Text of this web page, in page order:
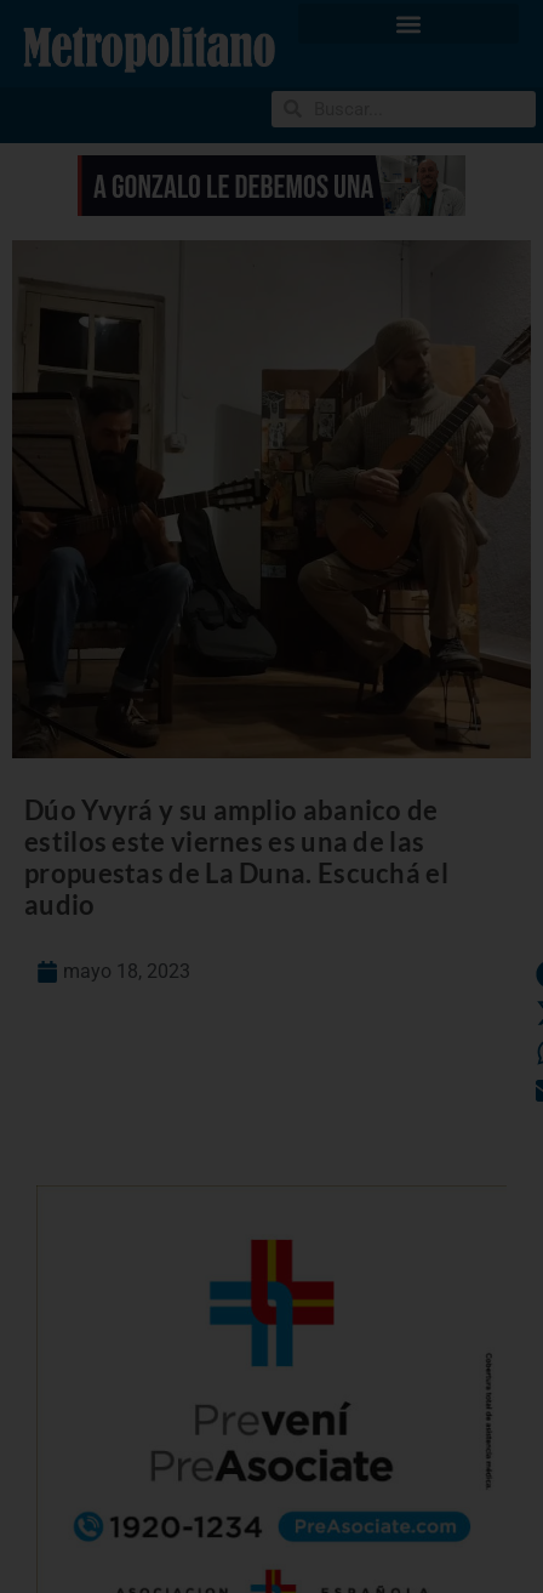
Dúo Yvyrá y su amplio abanico de
estilos este viernes es una de las
propuestas de La Duna. Escuchá el
audio
mayo 18, 2023